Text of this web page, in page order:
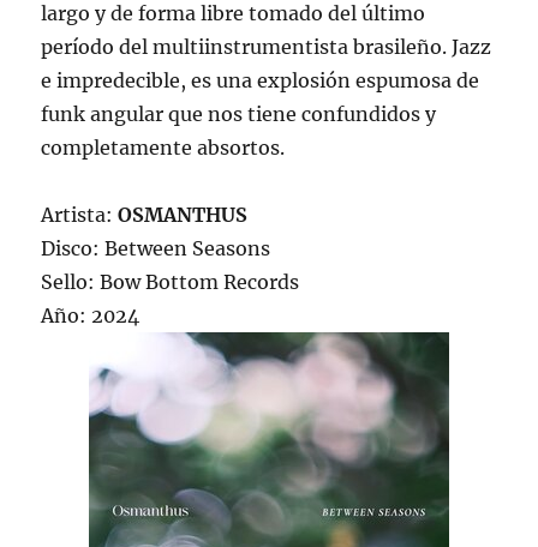
largo y de forma libre tomado del último
período del multiinstrumentista brasileño. Jazz
e impredecible, es una explosión espumosa de
funk angular que nos tiene confundidos y
completamente absortos.
Artista:OSMANTHUS
Disco: Between Seasons
Sello: Bow Bottom Records
Año: 2024